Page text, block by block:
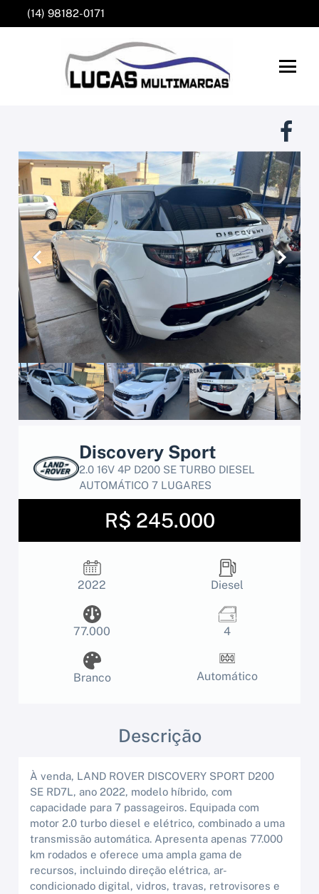
(14) 98182-0171
Discovery Sport
2.0 16V 4P D200 SE TURBO DIESEL
AUTOMÁTICO 7 LUGARES
R$ 245.000
2022 Diesel
77.000 4
Branco Automático
Anterior Próximo
Descrição
À venda, LAND ROVER DISCOVERY SPORT D200
SE RD7L, ano 2022, modelo híbrido, com
capacidade para 7 passageiros. Equipada com
motor 2.0 turbo diesel e elétrico, combinado a uma
transmissão automática. Apresenta apenas 77.000
km rodados e oferece uma ampla gama de
recursos, incluindo direção elétrica, ar-
condicionado digital, vidros, travas, retrovisores e